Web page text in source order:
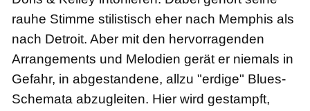
rauhe Stimme stilistisch eher nach Memphis als
nach Detroit. Aber mit den hervorragenden
Arrangements und Melodien gerät er niemals in
Gefahr, in abgestandene, allzu "erdige" Blues-
Schemata abzugleiten. Hier wird gestampft,